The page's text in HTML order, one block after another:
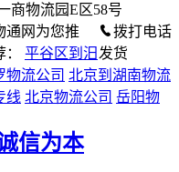
商物流园E区58号
拨打电话
发货
信为本
通网为您推
：
平谷区到汨
物流公司 北京到湖南物流
线 北京物流公司 岳阳物